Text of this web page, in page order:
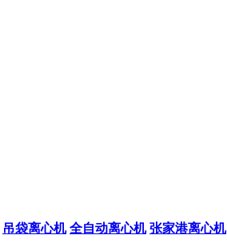
吊袋离心机 全自动离心机 张家港离心机